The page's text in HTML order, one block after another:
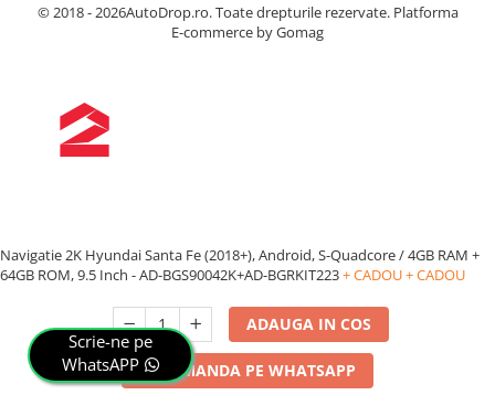
© 2018 - 2026AutoDrop.ro. Toate drepturile rezervate. Platforma
E-commerce by Gomag
Scrie-ne pe
WhatsAPP
Navigatie 2K Hyundai Santa Fe (2018+), Android, S-Quadcore / 4GB RAM +
64GB ROM, 9.5 Inch - AD-BGS90042K+AD-BGRKIT223+ CADOU+ CADOU
ADAUGA IN COS
COMANDA PE WHATSAPP